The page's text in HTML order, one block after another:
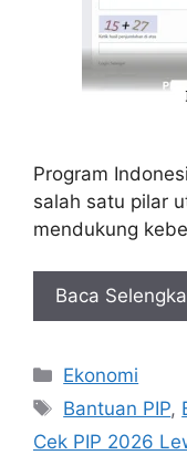
Program
salah satu pilar
mendukung
Baca
Kategori
Ekonomi
Tag
Bantuan PIP,
Cek PIP 2026